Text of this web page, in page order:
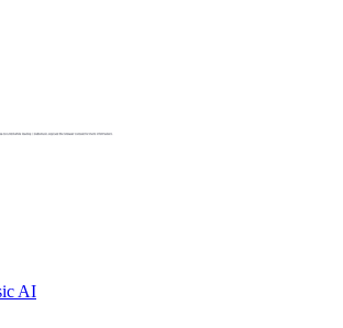
AI